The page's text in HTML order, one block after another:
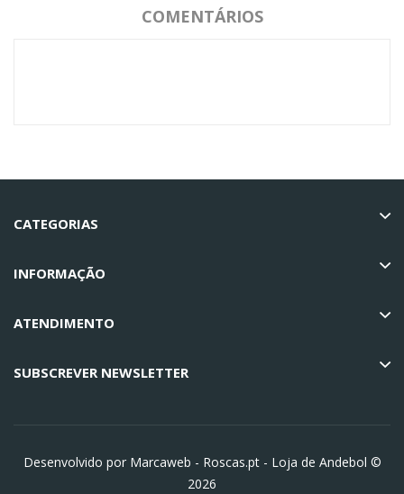
COMENTÁRIOS
CATEGORIAS
INFORMAÇÃO
ATENDIMENTO
SUBSCREVER NEWSLETTER
Desenvolvido por Marcaweb - Roscas.pt - Loja de Andebol ©
2026